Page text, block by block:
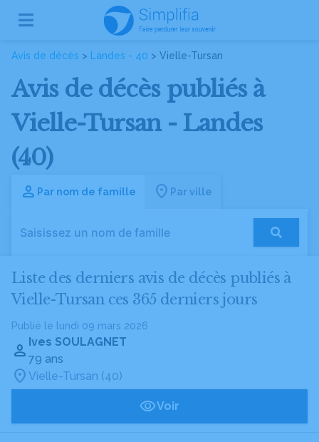
Avis de décès > Landes - 40 > Vielle-Tursan
Avis de décès publiés à
Vielle-Tursan - Landes
(40)
Par nom de famille Par ville
Liste des derniers avis de décès publiés à
Vielle-Tursan ces 365 derniers jours
Publié le lundi 09 mars 2026
Ives SOULAGNET
79 ans
Vielle-Tursan (40)
Voir